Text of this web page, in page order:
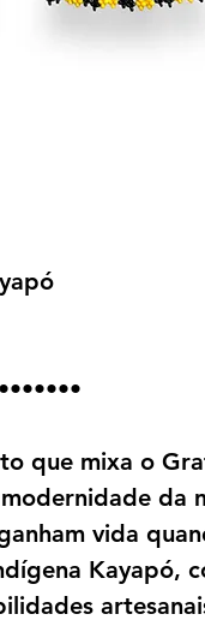
que mixa o
da
vida
Kayapó,